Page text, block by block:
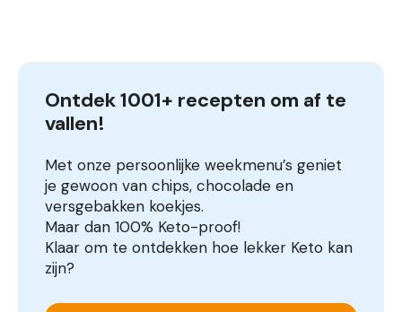
Ontdek 1001+ recepten om af te
vallen!
Met onze persoonlijke weekmenu’s geniet
je gewoon van chips, chocolade en
versgebakken koekjes.
Maar dan 100% Keto-proof!
Klaar om te ontdekken hoe lekker Keto kan
zijn?